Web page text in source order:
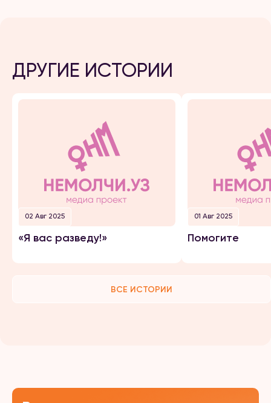
ДРУГИЕ ИСТОРИИ
02 Авг 2025
«Я вас разведу!»
01 Авг 2025
Помогите
ВСЕ ИСТОРИИ